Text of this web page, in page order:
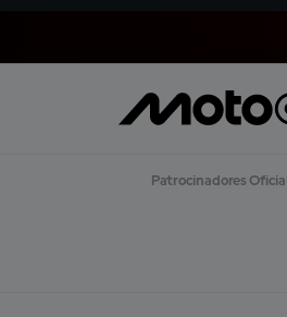
Patrocinadores